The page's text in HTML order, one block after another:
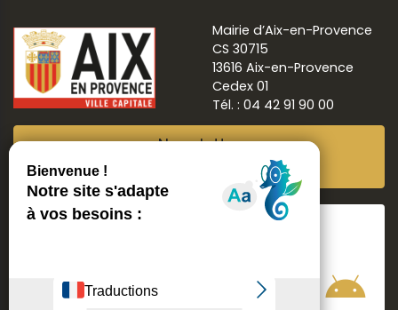
Mairie d’Aix-en-Provence
CS 30715
13616 Aix-en-Provence
Cedex 01
Tél. : 04 42 91 90 00
Newsletter